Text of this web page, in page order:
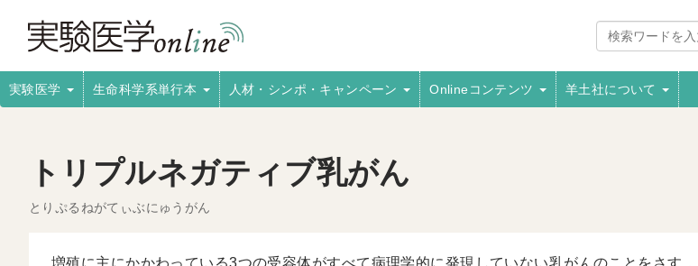
実験医学 生命科学系単行本 人材・シンポ・キャンペーン Onlineコンテンツ 羊土社について
トリプルネガティブ乳がん
とりぷるねがてぃぶにゅうがん
増殖に主にかかわっている3つの受容体がすべて病理学的に発現していない乳がんのことをさす．